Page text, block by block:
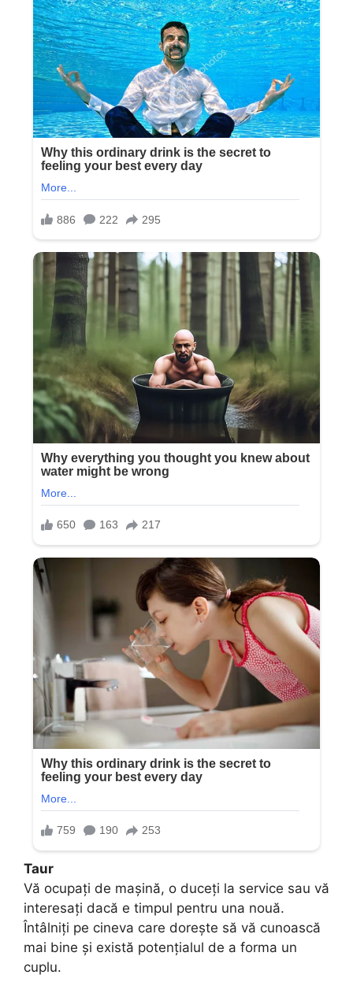
Taur
Vă ocupați de mașină, o duceți la service sau vă
interesați dacă e timpul pentru una nouă.
Întâlniți pe cineva care dorește să vă cunoască
mai bine și există potențialul de a forma un
cuplu.